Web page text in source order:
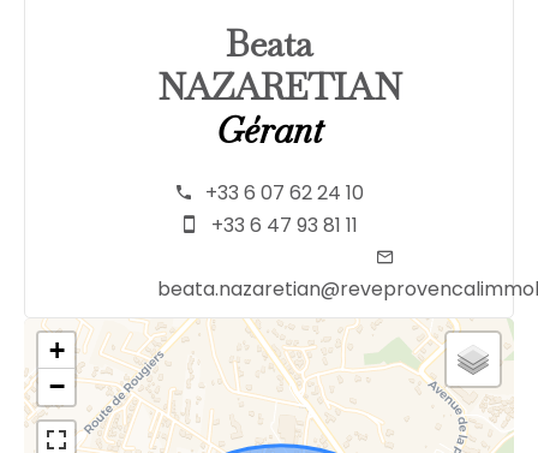
Beata
NAZARETIAN
Gérant
+33 6 07 62 24 10
+33 6 47 93 81 11
+
−